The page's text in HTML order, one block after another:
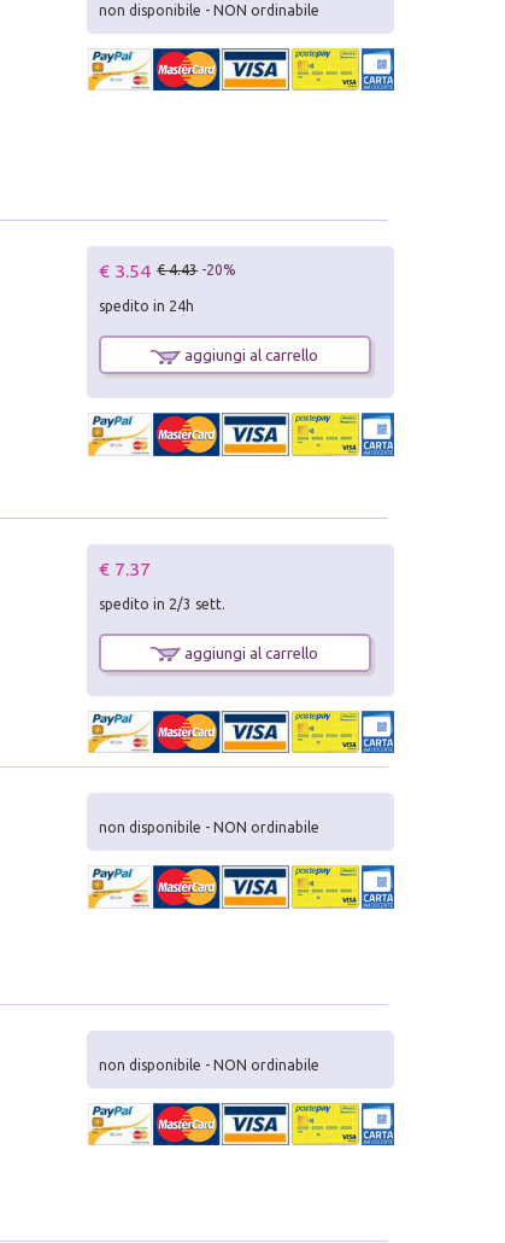
non disponibile - NON ordinabile
€ 3.54 € 4.43 -20%
spedito in 24h
aggiungi al carrello
€ 7.37
spedito in 2/3 sett.
aggiungi al carrello
non disponibile - NON ordinabile
non disponibile - NON ordinabile